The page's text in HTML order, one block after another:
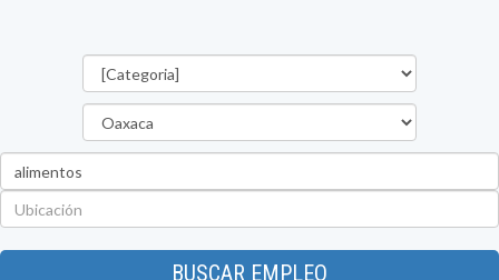
BUSCAR EMPLEO